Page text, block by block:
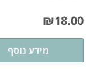
₪18.00
מידע נוסף